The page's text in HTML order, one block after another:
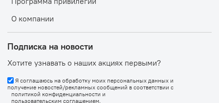
О компании
Подписка на новости
Хотите узнавать о наших акциях первыми?
Я соглашаюсь на обработку моих персональных данных и
получение новостей/рекламных сообщений в соответствии с
политикой конфиденциальности и
пользовательским соглашением.